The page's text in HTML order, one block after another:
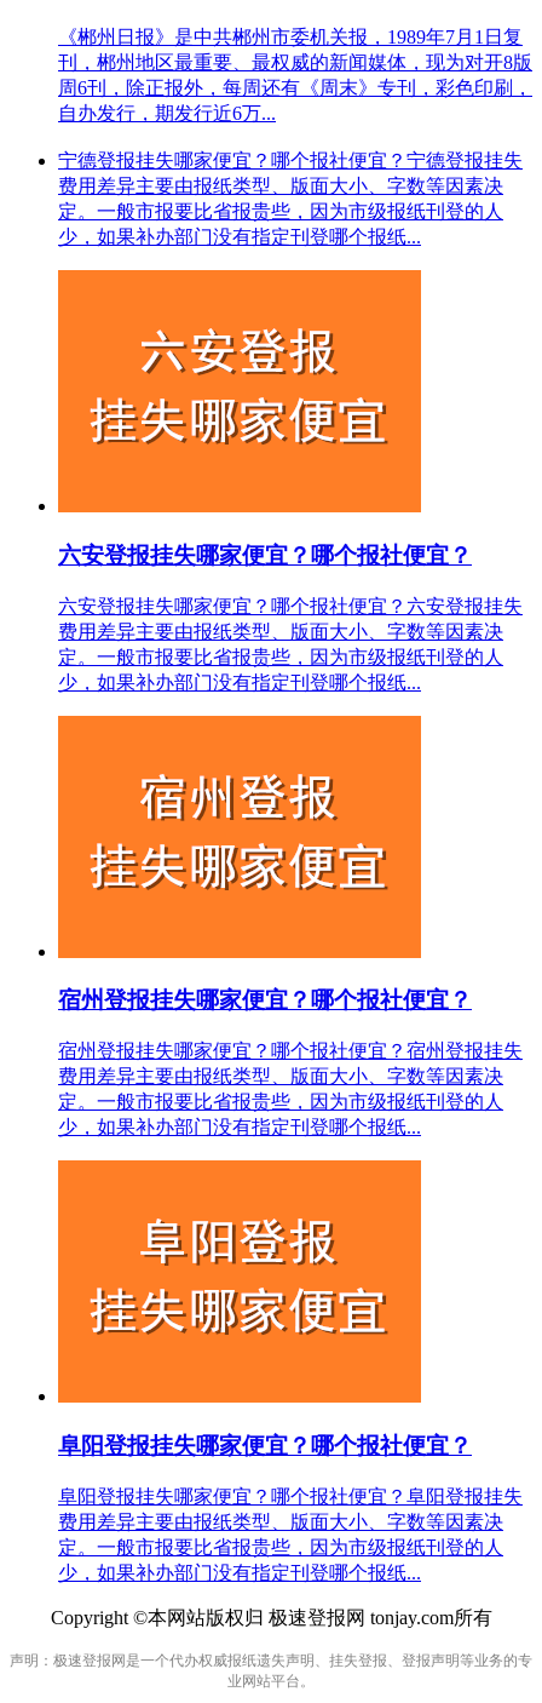
《郴州日报》是中共郴州市委机关报，1989年7月1日复
刊，郴州地区最重要、最权威的新闻媒体，现为对开8版
周6刊，除正报外，每周还有《周末》专刊，彩色印刷，
自办发行，期发行近6万...
宁德登报挂失哪家便宜？哪个报社便宜？宁德登报挂失
费用差异主要由报纸类型、版面大小、字数等因素决
定。一般市报要比省报贵些，因为市级报纸刊登的人
少，如果补办部门没有指定刊登哪个报纸...
六安登报挂失哪家便宜？哪个报社便宜？
六安登报挂失哪家便宜？哪个报社便宜？六安登报挂失
费用差异主要由报纸类型、版面大小、字数等因素决
定。一般市报要比省报贵些，因为市级报纸刊登的人
少，如果补办部门没有指定刊登哪个报纸...
宿州登报挂失哪家便宜？哪个报社便宜？
宿州登报挂失哪家便宜？哪个报社便宜？宿州登报挂失
费用差异主要由报纸类型、版面大小、字数等因素决
定。一般市报要比省报贵些，因为市级报纸刊登的人
少，如果补办部门没有指定刊登哪个报纸...
阜阳登报挂失哪家便宜？哪个报社便宜？
阜阳登报挂失哪家便宜？哪个报社便宜？阜阳登报挂失
费用差异主要由报纸类型、版面大小、字数等因素决
定。一般市报要比省报贵些，因为市级报纸刊登的人
少，如果补办部门没有指定刊登哪个报纸...
Copyright ©本网站版权归 极速登报网 tonjay.com所有
声明：极速登报网是一个代办权威报纸遗失声明、挂失登报、登报声明等业务的专
业网站平台。